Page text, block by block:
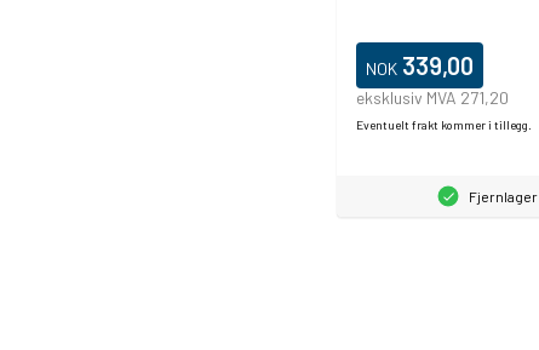
NOK 339,00
eksklusiv MVA 271,20
Eventuelt frakt kommer i tillegg.
Fjernlager